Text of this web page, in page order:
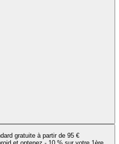
gratuite à partir de 95 €